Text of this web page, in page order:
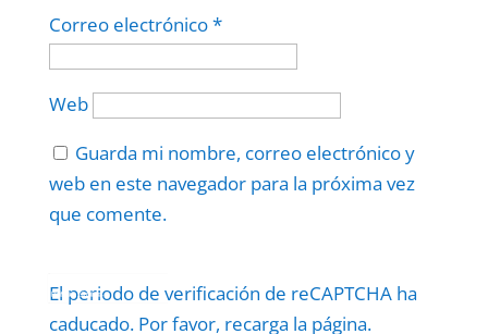
Correo electrónico*
Web
Guarda mi nombre, correo electrónico y
web en este navegador para la próxima vez
que comente.
El periodo de verificación de reCAPTCHA ha
caducado. Por favor, recarga la página.
Politica–Términos.